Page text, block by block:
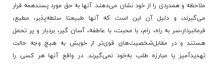
ملاحظه‌ و همدردی‌ را از خود نشان‌ می‌دهند. آنها به‌ حق‌ مورد پسندهمه‌ قرار
می‌گیرند، و دلیل‌ آن‌ این‌ است‌ که‌ آنها طبیعتا سلطه‌پذیر، مطیع‌،
فرمانبردار،سر به‌ راه‌، رام‌، با محبت‌، با عاطفه‌، آسان‌ گیر، بردبار و پر تحمل‌
هستند و در مقابل‌شخصیت‌های‌ قوی‌تر از خویش‌ به‌ هیچ‌ وجه‌ حالت‌
تهدیدآمیز یا مبارزه‌ طلب‌ به‌خود نمی‌گیرند. در واقع‌ آنها هر کسی‌ را